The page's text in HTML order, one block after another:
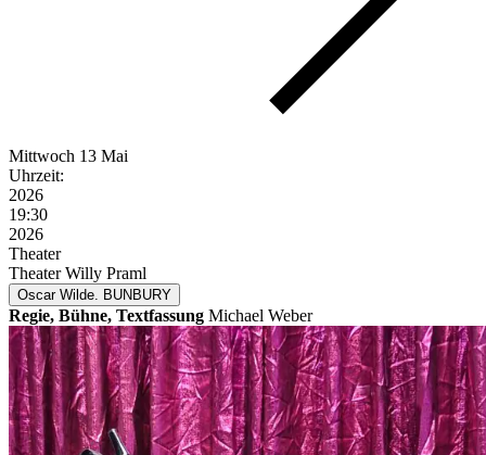
Mittwoch 13 Mai
Uhrzeit:
2026
19:30
2026
Theater
Theater Willy Praml
Oscar Wilde. BUNBURY
Regie, Bühne, Textfassung Michael Weber